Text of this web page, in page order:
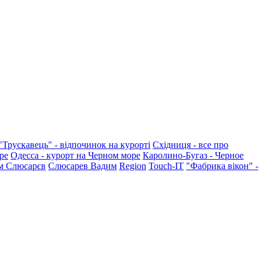
- відпочинок на курорті Східниця - все про
Одесса - курорт на Черном море Каролино-Бугаз - Черное
Слюсарєв Слюсарев Вадим Region Touch-IT "Фабрика вікон" -